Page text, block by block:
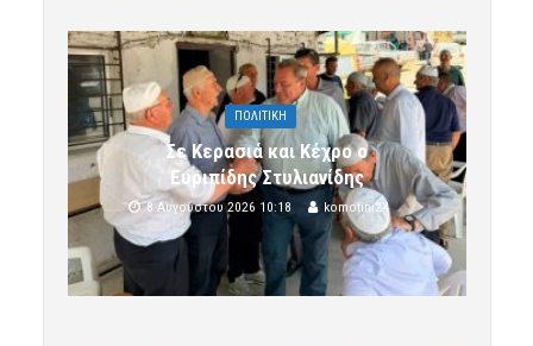
ΠΟΛΙΤΙΚΗ
Σε Κερασιά και Κέχρο ο
Ευριπίδης Στυλιανίδης
8 Αυγούστου 2026 10:18 komotini24